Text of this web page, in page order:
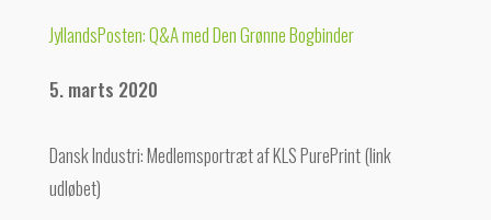
JyllandsPosten: Q&A med Den Grønne Bogbinder
5. marts 2020
Dansk Industri: Medlemsportræt af KLS PurePrint (link
udløbet)